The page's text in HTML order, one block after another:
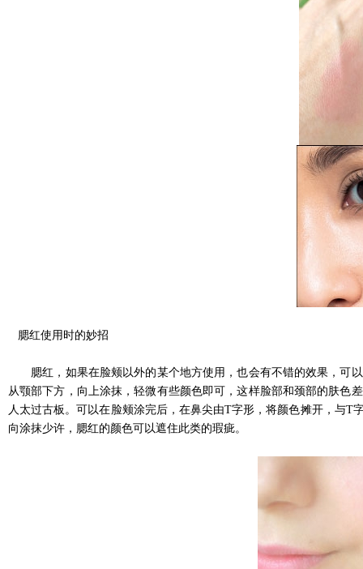
腮红使用时的妙招
腮红，如果在脸颊以外的某个地方使用，也会有不错的效果，可
从颚部下方，向上涂抹，轻微有些颜色即可，这样脸部和颈部的肤色
人太过古板。可以在脸颊涂完后，在鼻尖由T字形，将颜色摊开，与
向涂抹少许，腮红的颜色可以遮住此类的瑕疵。